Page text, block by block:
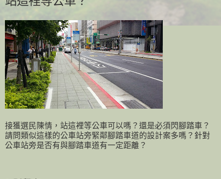
接獲選民陳情，站這裡等公車可以嗎？還是必須閃腳踏車？
請問類似這樣的公車站旁緊鄰腳踏車道的設計案多嗎？針對
公車站旁是否有與腳踏車道有一定距離？